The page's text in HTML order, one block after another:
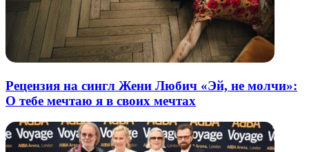
Рецензия на сингл Жени Любич «Эй, не молчи»:
О тебе мечтаю я в своих мечтах